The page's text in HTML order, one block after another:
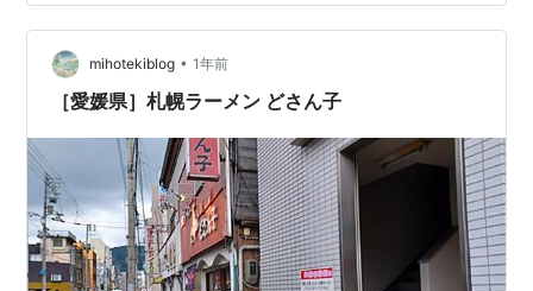
mihotekiblog • 1年前
［愛媛県］札幌ラーメン どさん子